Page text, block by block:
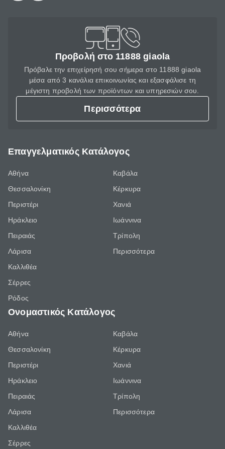
Προβολή στο 11888 giaola
Πρόβαλε την επιχείρησή σου σήμερα στο 11888 giaola
μέσα από 3 κανάλια επικοινωνίας και εξασφάλισε τη
μέγιστη προβολή των προϊόντων και υπηρεσιών σου.
Περισσότερα
Επαγγελματικός Κατάλογος
Αθήνα
Θεσσαλονίκη
Περιστέρι
Ηράκλειο
Πειραιάς
Λάρισα
Καλλιθέα
Σέρρες
Ρόδος
Καβάλα
Κέρκυρα
Χανιά
Ιωάννινα
Τρίπολη
Περισσότερα
Ονομαστικός Κατάλογος
Αθήνα
Θεσσαλονίκη
Περιστέρι
Ηράκλειο
Πειραιάς
Λάρισα
Καλλιθέα
Σέρρες
Καβάλα
Κέρκυρα
Χανιά
Ιωάννινα
Τρίπολη
Περισσότερα